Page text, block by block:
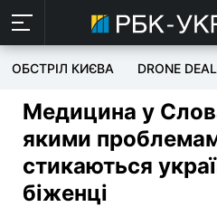
ОБСТРІЛ КИЄВА DRONE
Медицина у
якими
стикаються
біженці